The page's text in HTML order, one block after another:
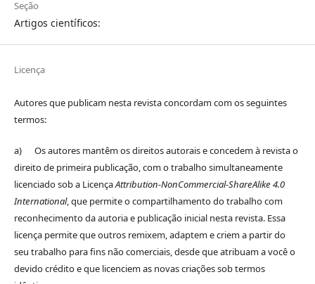
Seção
Artigos científicos:
Licença
Autores que publicam nesta revista concordam com os seguintes
termos:
a) Os autores mantêm os direitos autorais e concedem à revista o
direito de primeira publicação, com o trabalho simultaneamente
licenciado sob a LicençaAttribution-NonCommercial-ShareAlike 4.0
International, que permite o compartilhamento do trabalho com
reconhecimento da autoria e publicação inicial nesta revista. Essa
licença permite que outros remixem, adaptem e criem a partir do
seu trabalho para fins não comerciais, desde que atribuam a você o
devido crédito e que licenciem as novas criações sob termos